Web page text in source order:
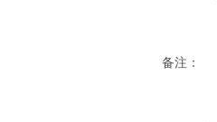
备注：